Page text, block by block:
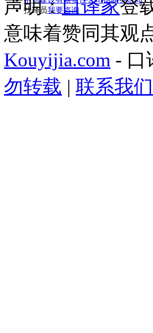
找译员我要咨询
声明：口译家登
意味着赞同其观
Kouyijia.com - 口
勿转载 | 联系我们